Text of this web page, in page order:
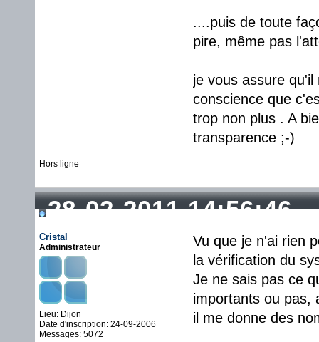
....puis de toute
pire, même pas
je vous assure
conscience que
trop non plus . A
transparence ;-)
Hors ligne
28-02-2011 14:56:46
Cristal
Administrateur
Lieu: Dijon
Date d'inscription: 24-09-2006
Messages: 5072
Vu que je n'ai rien
la vérification du
Je ne sais pas ce
importants ou pas,
il me donne des